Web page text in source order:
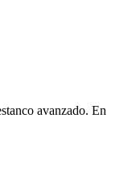
avanzado. En